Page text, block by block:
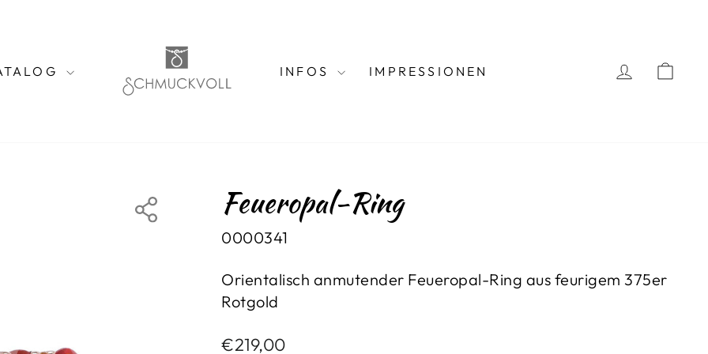
INFOS IMPRESSIONEN
Feueropal-Ring
0000341
Orientalisch anmutender Feueropal-Ring aus feurigem 375er
Rotgold
Normaler
€219,00